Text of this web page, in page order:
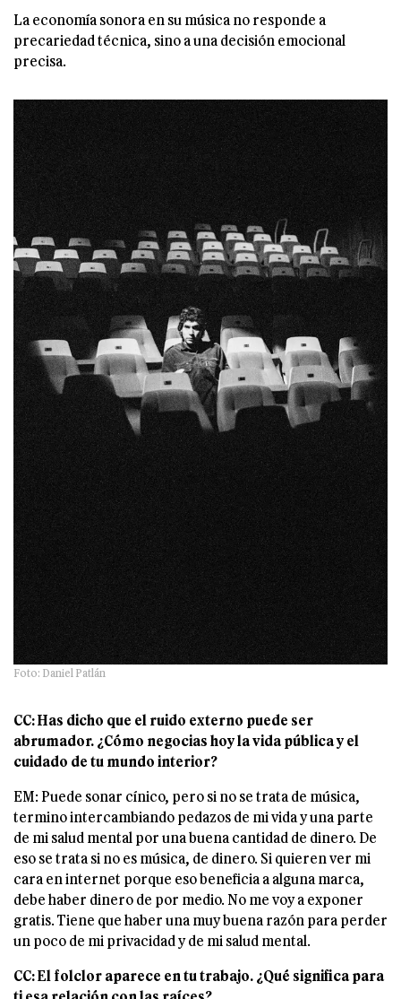
La economía sonora en su música no responde a
precariedad técnica, sino a una decisión emocional
precisa.
Foto: Daniel Patlán
CC: Has dicho que el ruido externo puede ser
abrumador. ¿Cómo negocias hoy la vida pública y el
cuidado de tu mundo interior?
EM: Puede sonar cínico, pero si no se trata de música,
termino intercambiando pedazos de mi vida y una parte
de mi salud mental por una buena cantidad de dinero. De
eso se trata si no es música, de dinero. Si quieren ver mi
cara en internet porque eso beneficia a alguna marca,
debe haber dinero de por medio. No me voy a exponer
gratis. Tiene que haber una muy buena razón para perder
un poco de mi privacidad y de mi salud mental.
CC: El folclor aparece en tu trabajo. ¿Qué significa para